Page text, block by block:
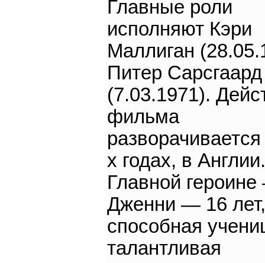
Главные роли
исполняют Кэри
Маллиган
Питер Сарсгаард
(7.03.1971).
фильма
х годах, в Англии.
Главной
Дженни — 16
способная
талантливая